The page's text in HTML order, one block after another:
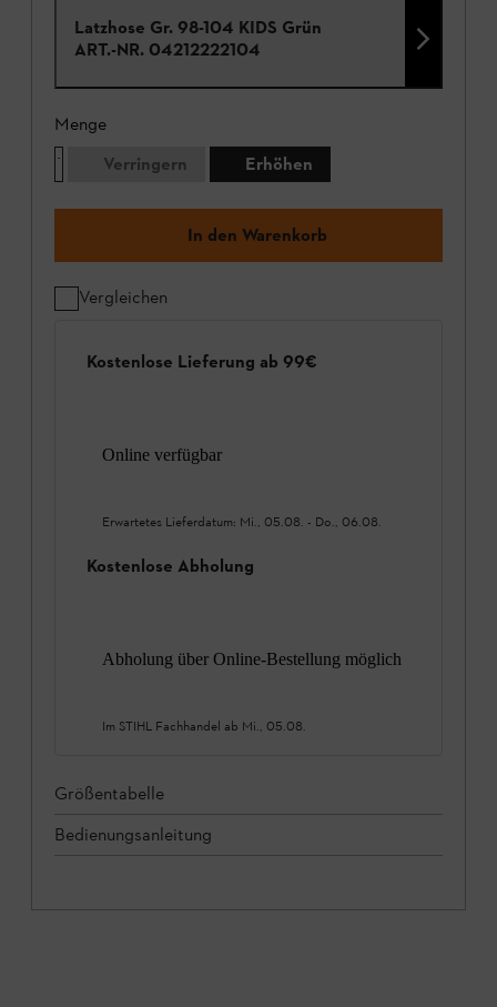
Latzhose Gr. 98-104 KIDS Grün
ART.-NR. 04212222104
Menge
Verringern
Erhöhen
In den Warenkorb
Vergleichen
Kostenlose Lieferung ab 99€
Online verfügbar
Erwartetes Lieferdatum: Mi., 05.08. - Do., 06.08.
Kostenlose Abholung
Abholung über Online-Bestellung möglich
Im STIHL Fachhandel ab Mi., 05.08.
Größentabelle
Bedienungsanleitung